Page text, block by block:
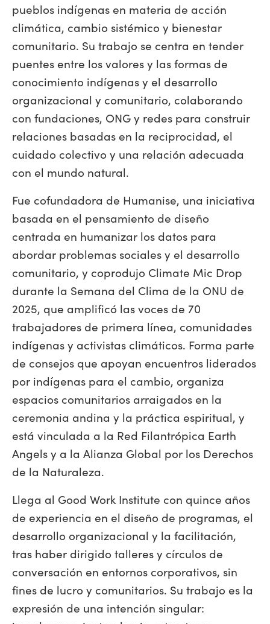
pueblos indígenas en materia de acción
climática, cambio sistémico y bienestar
comunitario. Su trabajo se centra en tender
puentes entre los valores y las formas de
conocimiento indígenas y el desarrollo
organizacional y comunitario, colaborando
con fundaciones, ONG y redes para construir
relaciones basadas en la reciprocidad, el
cuidado colectivo y una relación adecuada
con el mundo natural.
Fue cofundadora de Humanise, una iniciativa
basada en el pensamiento de diseño
centrada en humanizar los datos para
abordar problemas sociales y el desarrollo
comunitario, y coprodujo Climate Mic Drop
durante la Semana del Clima de la ONU de
2025, que amplificó las voces de 70
trabajadores de primera línea, comunidades
indígenas y activistas climáticos. Forma parte
de consejos que apoyan encuentros liderados
por indígenas para el cambio, organiza
espacios comunitarios arraigados en la
ceremonia andina y la práctica espiritual, y
está vinculada a la Red Filantrópica Earth
Angels y a la Alianza Global por los Derechos
de la Naturaleza.
Llega al Good Work Institute con quince años
de experiencia en el diseño de programas, el
desarrollo organizacional y la facilitación,
tras haber dirigido talleres y círculos de
conversación en entornos corporativos, sin
fines de lucro y comunitarios. Su trabajo es la
expresión de una intención singular: